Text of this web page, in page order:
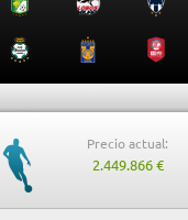
Precio actual:
2.449.866 €